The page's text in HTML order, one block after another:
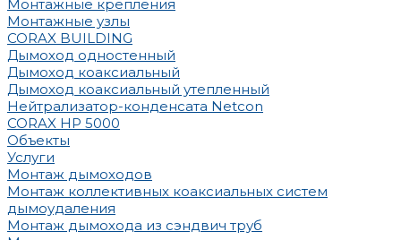
Монтажные крепления
Монтажные узлы
CORAX BUILDING
Дымоход одностенный
Дымоход коаксиальный
Дымоход коаксиальный утепленный
Нейтрализатор-конденсата Netcon
CORAX HP 5000
Объекты
Услуги
Монтаж дымоходов
Монтаж коллективных коаксиальных систем
дымоудаления
Монтаж дымохода из сэндвич труб